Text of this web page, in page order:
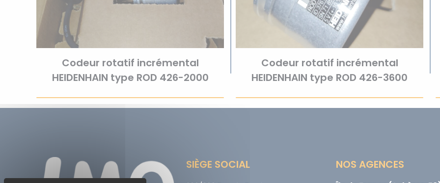
Codeur rotatif incrémental
HEIDENHAIN type ROD 426-2000
Codeur rotatif incrémental
HEIDENHAIN type ROD 426-3600
SIÈGE SOCIAL NOS AGENCES